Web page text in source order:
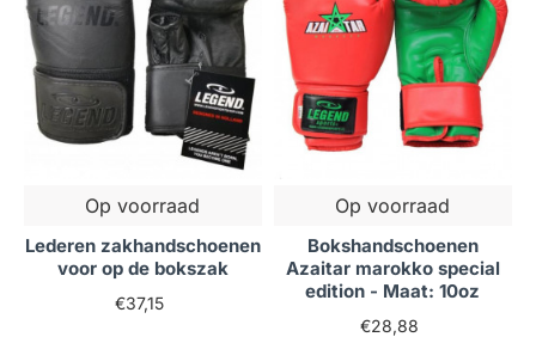
Op voorraad
Lederen zakhandschoenen
voor op de bokszak
€37,15
Op voorraad
Bokshandschoenen
Azaitar marokko special
edition - Maat: 10oz
€28,88